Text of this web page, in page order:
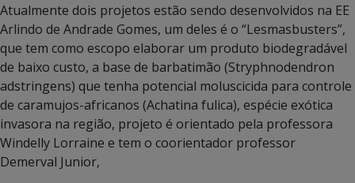
Atualmente dois projetos estão sendo desenvolvidos na EE
Arlindo de Andrade Gomes, um deles é o “Lesmasbusters”,
que tem como escopo elaborar um produto biodegradável
de baixo custo, a base de barbatimão (Stryphnodendron
adstringens) que tenha potencial moluscicida para controle
de caramujos-africanos (Achatina fulica), espécie exótica
invasora na região, projeto é orientado pela professora
Windelly Lorraine e tem o coorientador professor
Demerval Junior,